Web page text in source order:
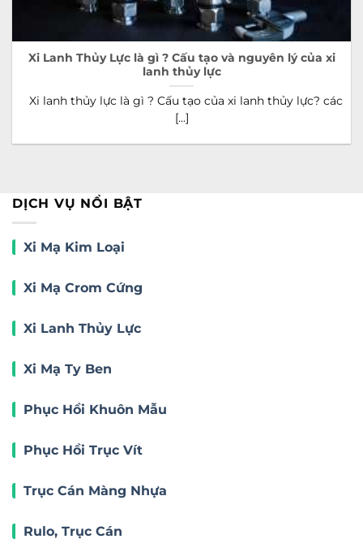
Xi Lanh Thủy Lực là gì ? Cấu tạo và nguyên lý của xi
lanh thủy lực
Xi lanh thủy lực là gì ? Cấu tạo của xi lanh thủy lực? các
[...]
DỊCH VỤ NỔI BẬT
Xi Mạ Kim Loại
Xi Mạ Crom Cứng
Xi Lanh Thủy Lực
Xi Mạ Ty Ben
Phục Hồi Khuôn Mẫu
Phục Hồi Trục Vít
Trục Cán Màng Nhựa
Rulo, Trục Cán